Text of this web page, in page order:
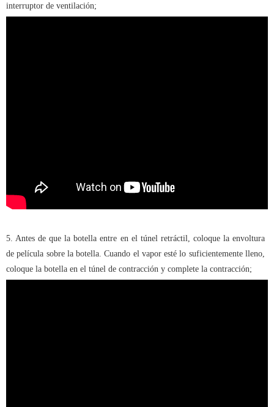
interruptor de ventilación;
5. Antes de que la botella entre en el túnel retráctil, coloque la envoltura
de película sobre la botella. Cuando el vapor esté lo suficientemente lleno,
coloque la botella en el túnel de contracción y complete la contracción;